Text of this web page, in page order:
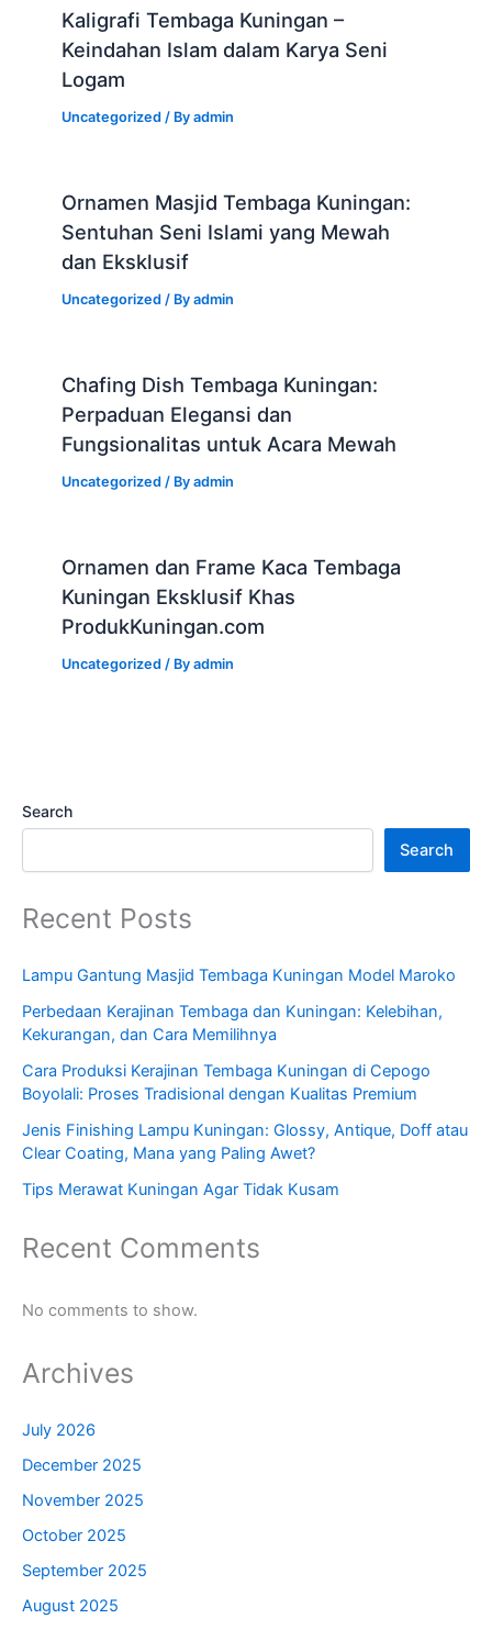
Kaligrafi Tembaga Kuningan –
Keindahan Islam dalam Karya Seni
Logam
Uncategorized / Byadmin
Ornamen Masjid Tembaga Kuningan:
Sentuhan Seni Islami yang Mewah
dan Eksklusif
Uncategorized / Byadmin
Chafing Dish Tembaga Kuningan:
Perpaduan Elegansi dan
Fungsionalitas untuk Acara Mewah
Uncategorized / Byadmin
Ornamen dan Frame Kaca Tembaga
Kuningan Eksklusif Khas
ProdukKuningan.com
Uncategorized / Byadmin
Search
Search
Recent Posts
Lampu Gantung Masjid Tembaga Kuningan Model Maroko
Perbedaan Kerajinan Tembaga dan Kuningan: Kelebihan,
Kekurangan, dan Cara Memilihnya
Cara Produksi Kerajinan Tembaga Kuningan di Cepogo
Boyolali: Proses Tradisional dengan Kualitas Premium
Jenis Finishing Lampu Kuningan: Glossy, Antique, Doff atau
Clear Coating, Mana yang Paling Awet?
Tips Merawat Kuningan Agar Tidak Kusam
Recent Comments
No comments to show.
Archives
July 2026
December 2025
November 2025
October 2025
September 2025
August 2025